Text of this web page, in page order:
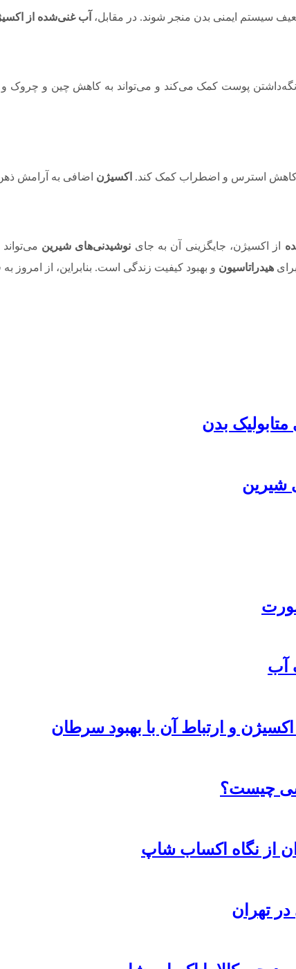
سیستم ایمنی بدن منجر شوند. در مقابل، آب غنی‌شده از
نگه‌داشتن پوست کمک می‌کند و می‌تواند به کاهش چین و چروک
کاهش استرس و اضطراب کمک کند. اکسیژن اضافی به آرامش
از اکسیژن، جایگزینی آن به جای نوشیدنی‌های شیرین
هیدراتاسیون و بهبود کیفیت زندگی است. بنابراین، از امروز
بدن
شیرین
آب
و ارتباط آن با بهبود سرطان
چیست؟
از نگاه اکساب شاپ
تهران